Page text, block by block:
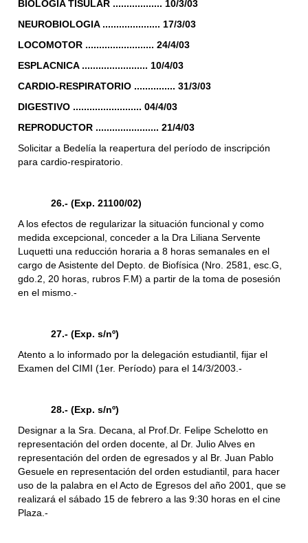
BIOLOGIA TISULAR .................. 10/3/03
NEUROBIOLOGIA ..................... 17/3/03
LOCOMOTOR ......................... 24/4/03
ESPLACNICA ........................ 10/4/03
CARDIO-RESPIRATORIO ............... 31/3/03
DIGESTIVO ......................... 04/4/03
REPRODUCTOR ....................... 21/4/03
Solicitar a Bedelía la reapertura del período de inscripción
para cardio-respiratorio.
26.- (Exp. 21100/02)
A los efectos de regularizar la situación funcional y como
medida excepcional, conceder a la Dra Liliana Servente
Luquetti una reducción horaria a 8 horas semanales en el
cargo de Asistente del Depto. de Biofísica (Nro. 2581, esc.G,
gdo.2, 20 horas, rubros F.M) a partir de la toma de posesión
en el mismo.-
27.- (Exp. s/nº)
Atento a lo informado por la delegación estudiantil, fijar el
Examen del CIMI (1er. Período) para el 14/3/2003.-
28.- (Exp. s/nº)
Designar a la Sra. Decana, al Prof.Dr. Felipe Schelotto en
representación del orden docente, al Dr. Julio Alves en
representación del orden de egresados y al Br. Juan Pablo
Gesuele en representación del orden estudiantil, para hacer
uso de la palabra en el Acto de Egresos del año 2001, que se
realizará el sábado 15 de febrero a las 9:30 horas en el cine
Plaza.-